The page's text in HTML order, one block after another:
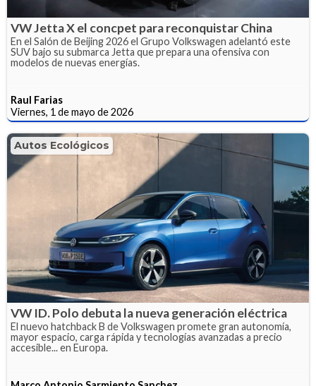
VW Jetta X el concpet para reconquistar China
En el Salón de Beijing 2026 el Grupo Volkswagen adelantó este
SUV bajo su submarca Jetta que prepara una ofensiva con
modelos de nuevas energías.
Raul Farias
Viernes, 1 de mayo de 2026
Autos Ecológicos
VW ID. Polo debuta la nueva generación eléctrica
El nuevo hatchback B de Volkswagen promete gran autonomía,
mayor espacio, carga rápida y tecnologías avanzadas a precio
accesible... en Europa.